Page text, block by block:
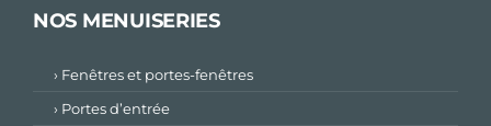
NOS MENUISERIES
› Fenêtres et portes-fenêtres
› Portes d’entrée